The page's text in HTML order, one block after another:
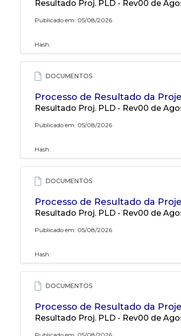
Resultado Proj. PLD - Rev00 de
Publicado em: 05/08/2026
Hash:
DOCUMENTOS
Processo de Resultado da
Resultado Proj. PLD - Rev00 de
Publicado em: 05/08/2026
Hash:
DOCUMENTOS
Processo de Resultado da
Resultado Proj. PLD - Rev00 de
Publicado em: 05/08/2026
Hash:
DOCUMENTOS
Processo de Resultado da
Resultado Proj. PLD - Rev00 de